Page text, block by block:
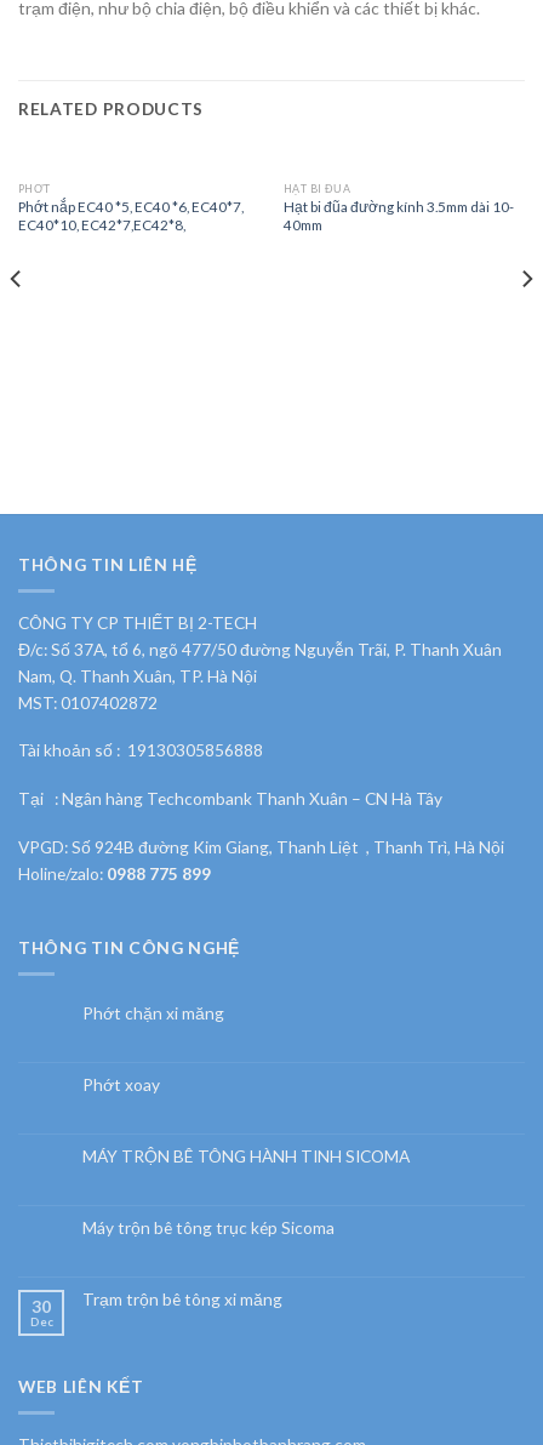
trạm điện, như bộ chia điện, bộ điều khiển và các thiết bị khác.
RELATED PRODUCTS
PHỚT
Phớt nắp EC40 *5, EC40 *6, EC40*7,
EC40*10, EC42*7,EC42*8,
HẠT BI ĐŨA
Hạt bi đũa đường kính 3.5mm dài 10-
40mm
THÔNG TIN LIÊN HỆ
CÔNG TY CP THIẾT BỊ 2-TECH
Đ/c: Số 37A, tổ 6, ngõ 477/50 đường Nguyễn Trãi, P. Thanh Xuân
Nam, Q. Thanh Xuân, TP. Hà Nội
MST: 0107402872
Tài khoản số : 19130305856888
Tại : Ngân hàng Techcombank Thanh Xuân – CN Hà Tây
VPGD: Số 924B đường Kim Giang, Thanh Liệt , Thanh Trì, Hà Nội
Holine/zalo: 0988 775 899
THÔNG TIN CÔNG NGHỆ
Phớt chặn xi măng
Phớt xoay
MÁY TRỘN BÊ TÔNG HÀNH TINH SICOMA
Máy trộn bê tông trục kép Sicoma
30
Dec
Trạm trộn bê tông xi măng
WEB LIÊN KẾT